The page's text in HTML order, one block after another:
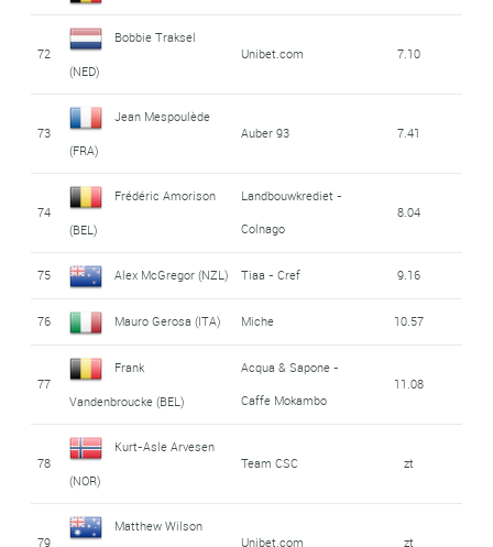
72
Bobbie Traksel
(NED)
Unibet.com 7.10
73
Jean Mespoulède
(FRA)
Auber 93 7.41
74
Frédéric Amorison
(BEL)
Landbouwkrediet -
Colnago
8.04
75 Alex McGregor (NZL) Tiaa - Cref 9.16
76 Mauro Gerosa (ITA) Miche 10.57
77
Frank
Vandenbroucke (BEL)
Acqua & Sapone -
Caffe Mokambo
11.08
78
Kurt-Asle Arvesen
(NOR)
Team CSC zt
79
Matthew Wilson
Unibet.com
zt